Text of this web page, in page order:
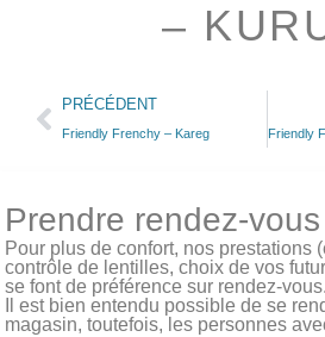
–
PRÉCÉDENT
Friendly Frenchy – Kareg
Prendre rendez-vous
Pour plus de confort, nos prestations
contrôle de lentilles, choix de vos
se font de préférence sur rendez-vous.
Il est bien entendu possible de se
magasin, toutefois, les personnes